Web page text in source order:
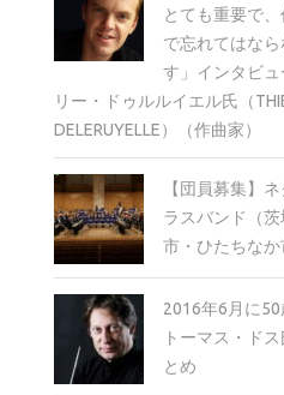
とても重要で
で忘れてはな
す」インタビ
リー・ドゥルルイエル氏（
DELERUYELLE）（作曲家）
【団員募集】
ラスバンド（
市・ひたちなか
2016年6月に50
トーマス・ド
とめ